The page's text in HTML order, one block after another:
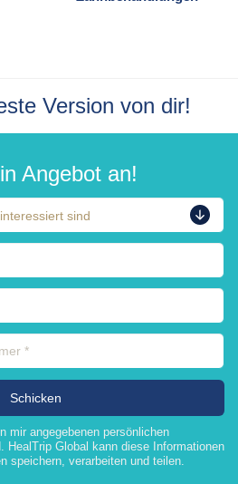
Version von dir!
Angebot an!
mir angegebenen persönlichen
HealTrip Global kann diese Informationen
speichern, verarbeiten und teilen.